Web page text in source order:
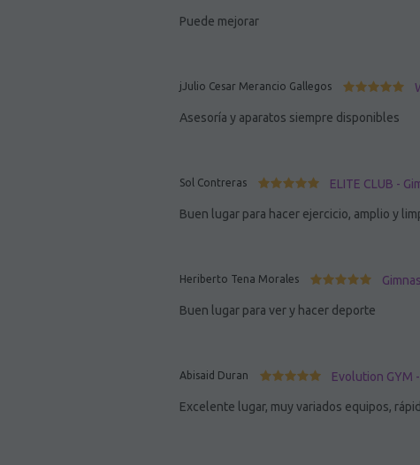
Puede mejorar
jJulio Cesar Merancio Gallegos
Asesoría y aparatos siempre disponibles
Sol Contreras ELITE CLUB -
Buen lugar para hacer ejercicio, amplio y
Heriberto Tena Morales
Buen lugar para ver y hacer deporte
Abisaid Duran Evolution GYM
Excelente lugar, muy variados equipos,